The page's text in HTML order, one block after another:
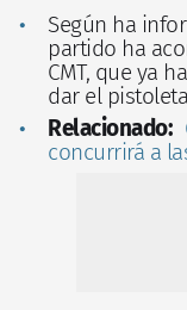
Según ha
partido ha
CMT, que ya
dar el
Relacionado:
concurrirá a